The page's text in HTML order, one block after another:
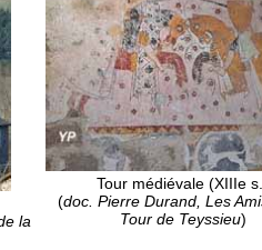
la
Tour médiévale (XIIIe
(doc. Pierre Durand, Les
Tour de Teyssieu)